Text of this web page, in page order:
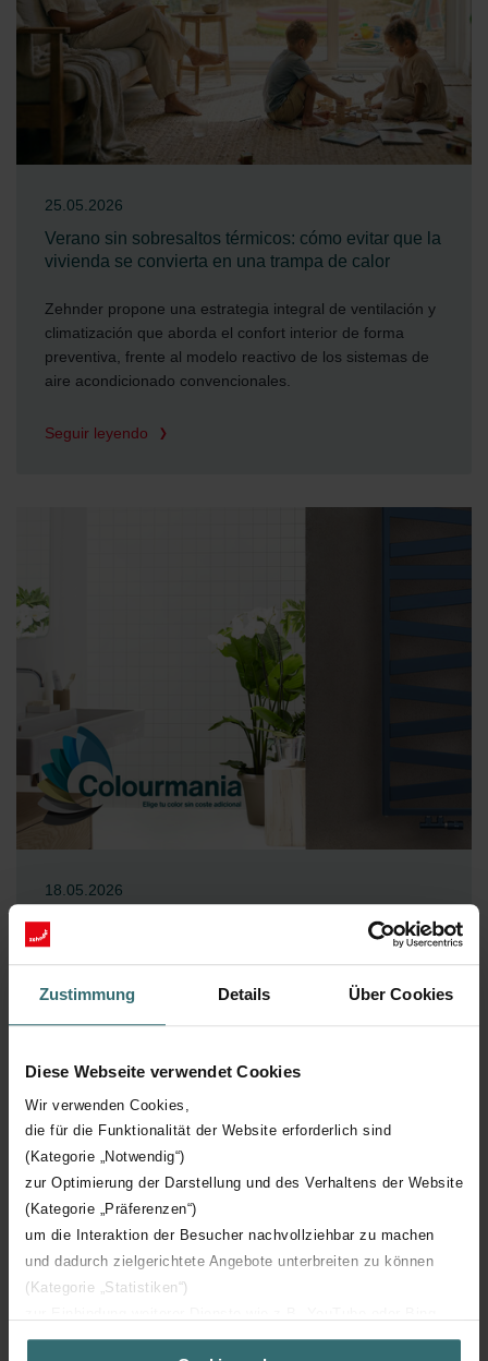
Zustimmung Details Über Cookies
Diese Webseite verwendet Cookies
Wir verwenden Cookies,
die für die Funktionalität der Website erforderlich sind
(Kategorie „Notwendig“)
zur Optimierung der Darstellung und des Verhaltens der Website
(Kategorie „Präferenzen“)
um die Interaktion der Besucher nachvollziehbar zu machen
und dadurch zielgerichtete Angebote unterbreiten zu können
(Kategorie „Statistiken“)
(Kategorie „Marketing“)
25.05.2026
Verano sin sobresaltos térmicos: cómo evitar que la
vivienda se convierta en una trampa de calor
Zehnder propone una estrategia integral de ventilación y
climatización que aborda el confort interior de forma
preventiva, frente al modelo reactivo de los sistemas de
aire acondicionado convencionales.
Seguir leyendo
18.05.2026
Zehnder lanza una campaña promocional en sus
radiadores de baño de diseño coincidiendo con la
temporada de reformas
diciembre de 2026: la carta de colores sin recargo en los
distancia Easy incluido con el Tetris eléctrico IHC.
Seguir leyendo